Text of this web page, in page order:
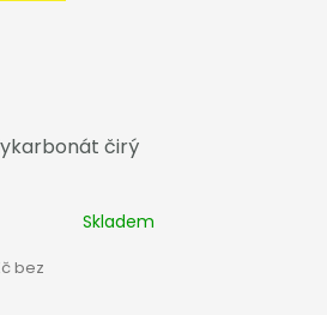
čirý
Skladem
bez